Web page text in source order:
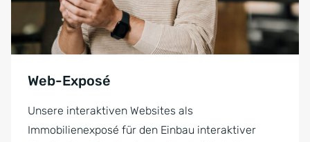
Web-Exposé
Unsere interaktiven Websites als
Immobilienexposé für den Einbau interaktiver